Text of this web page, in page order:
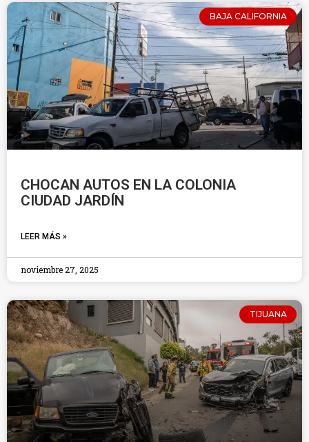
BAJA CALIFORNIA
CHOCAN AUTOS EN LA COLONIA
CIUDAD JARDÍN
LEER MÁS »
noviembre 27, 2025
TIJUANA